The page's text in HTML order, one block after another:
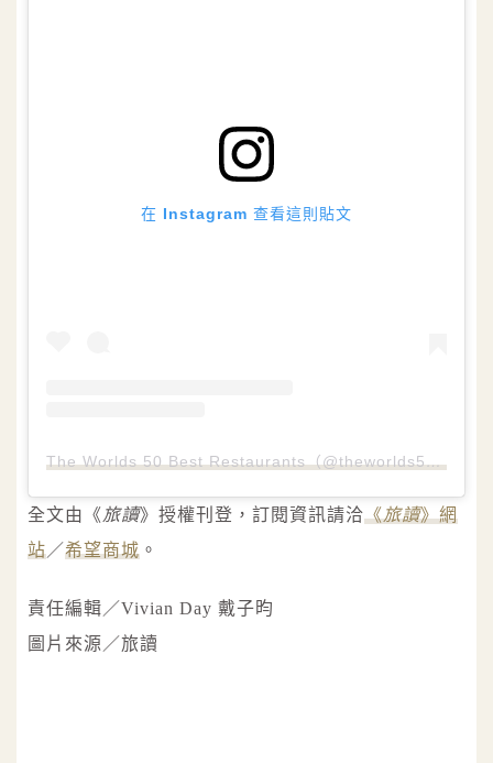
在 Instagram 查看這則貼文
The Worlds 50 Best Restaurants（@theworlds50best）分享的貼文
全文由《 旅讀》授權刊登，訂閱資訊請洽《旅讀》網
站／希望商城 。
責任編輯／Vivian Day 戴子昀
圖片來源／旅讀